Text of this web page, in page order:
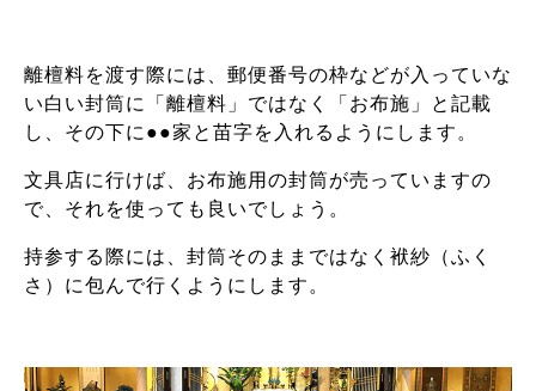
離檀料を渡す際には、郵便番号の枠などが入っていな
い白い封筒に「離檀料」ではなく「お布施」と記載
し、その下に●●家と苗字を入れるようにします。
文具店に行けば、お布施用の封筒が売っていますの
で、それを使っても良いでしょう。
持参する際には、封筒そのままではなく袱紗（ふく
さ）に包んで行くようにします。